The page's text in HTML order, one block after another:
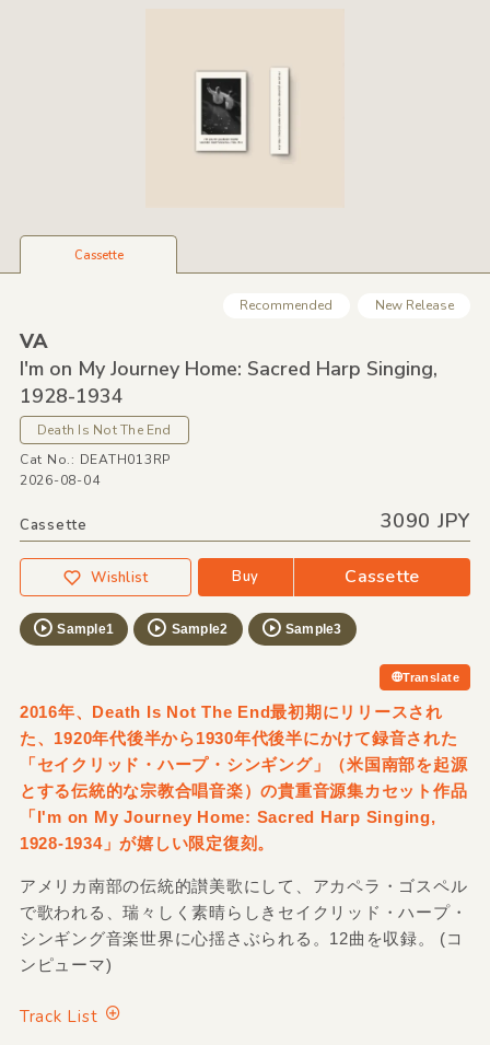
Cassette
Recommended New Release
VA
I'm on My Journey Home: Sacred Harp Singing,
1928-1934
Death Is Not The End
Cat No.: DEATH013RP
2026-08-04
Cassette 3090 JPY
Wishlist Buy Cassette
Sample1 Sample2 Sample3
Translate
2016年、Death Is Not The End最初期にリリースされ
た、1920年代後半から1930年代後半にかけて録音された
「セイクリッド・ハープ・シンギング」（米国南部を起源
とする伝統的な宗教合唱音楽）の貴重音源集カセット作品
「I'm on My Journey Home: Sacred Harp Singing,
1928-1934」が嬉しい限定復刻。
アメリカ南部の伝統的讃美歌にして、アカペラ・ゴスペル
で歌われる、瑞々しく素晴らしきセイクリッド・ハープ・
シンギング音楽世界に心揺さぶられる。12曲を収録。 (コ
ンピューマ)
Track List